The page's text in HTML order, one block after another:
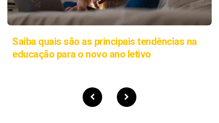
Saiba quais são as principais tendências na
educação para o novo ano letivo